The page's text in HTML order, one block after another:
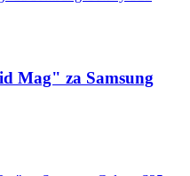
Mag" za Samsung